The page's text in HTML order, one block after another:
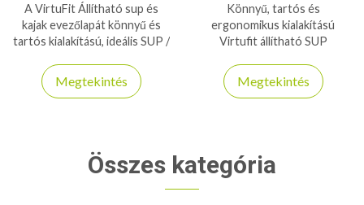
A VirtuFit Állítható sup és
kajak evezőlapát könnyű és
tartós kialakítású, ideális SUP /
markolat és állítható hossz a
maximális kényelemért.
Megtekintés
Könnyű, tartós és
ergonomikus kialakítású
Virtufit állítható SUP
választás minden deszkás
túrázáshoz.
Megtekintés
Összes kategória